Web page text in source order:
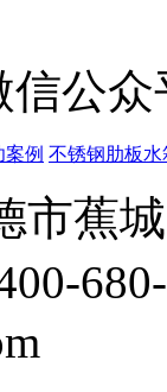
信公众
案例 不锈钢肋板水
市蕉